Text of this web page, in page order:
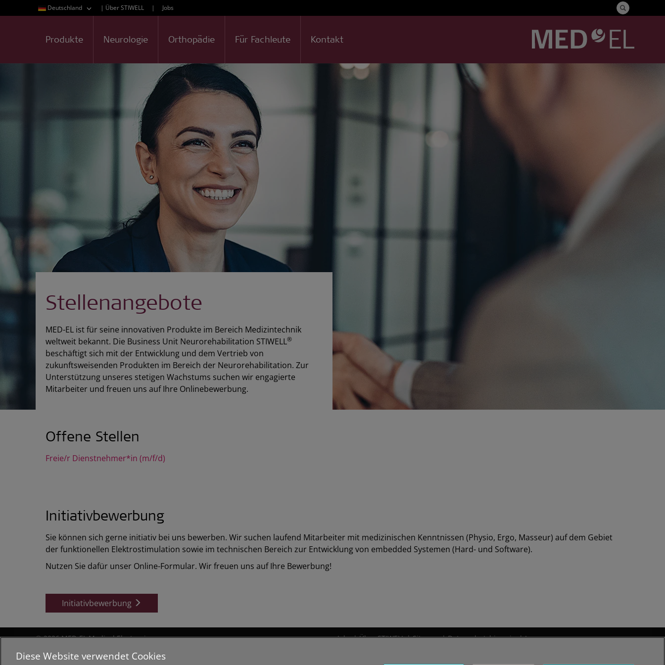
Deutschland | Über STIWELL | Jobs
Produkte Neurologie Orthopädie Für Fachleute Kontakt
Stellenangebote
MED-EL ist für seine innovativen Produkte im Bereich Medizintechnik
weltweit bekannt. Die Business Unit Neurorehabilitation STIWELL®
beschäftigt sich mit der Entwicklung und dem Vertrieb von
zukunftsweisenden Produkten im Bereich der Neurorehabilitation. Zur
Unterstützung unseres stetigen Wachstums suchen wir engagierte
Mitarbeiter und freuen uns auf Ihre Onlinebewerbung.
Offene Stellen
Freie/r Dienstnehmer*in (m/f/d)
Initiativbewerbung
Sie können sich gerne initiativ bei uns bewerben. Wir suchen laufend Mitarbeiter mit medizinischen Kenntnissen (Physio, Ergo, Masseur) auf dem Gebiet
der funktionellen Elektrostimulation sowie im technischen Bereich zur Entwicklung von embedded Systemen (Hard- und Software).
Nutzen Sie dafür unser Online-Formular. Wir freuen uns auf Ihre Bewerbung!
Initiativbewerbung
© 2026 MED-EL Medical Electronics.
Alle Rechte vorbehalten.
Jobs | Über STIWELL | Sitemap | Datenschutzhinweise| Impressum
Diese Website verwendet Cookies